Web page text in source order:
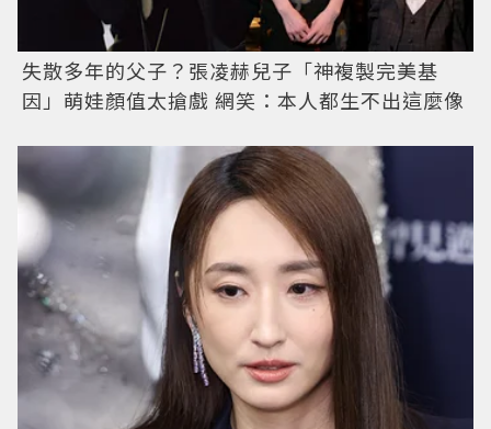
失散多年的父子？張凌赫兒子「神複製完美基
因」萌娃顏值太搶戲 網笑：本人都生不出這麼像